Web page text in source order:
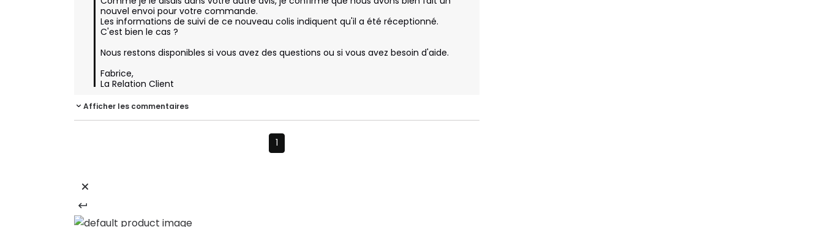
nouvel envoi pour votre commande.
Les informations de suivi de ce nouveau colis indiquent qu'il a été réceptionné.
C'est bien le cas ?
Nous restons disponibles si vous avez des questions ou si vous avez besoin d'aide.
Fabrice,
La Relation Client
Afficher les commentaires
1